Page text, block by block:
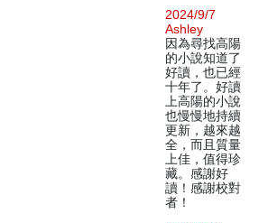
2024/9/7
Ashley
因為尋找高陽
的小說知道了
好讀，也已經
十年了。好讀
上高陽的小說
也慢慢地持續
更新，越來越
全，而且質量
上佳，值得珍
藏。感謝好
讀！感謝校對
者！